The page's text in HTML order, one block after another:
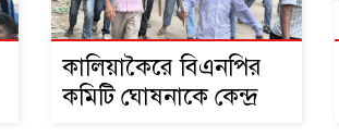
কালিয়াকৈরে বিএনপির
কমিটি ঘোষনাকে কেন্দ্র